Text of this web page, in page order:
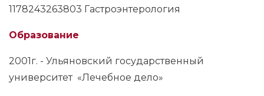
1178243263803 Гастроэнтерология
Образование
2001г. - Ульяновский государственный
университет «Лечебное дело»